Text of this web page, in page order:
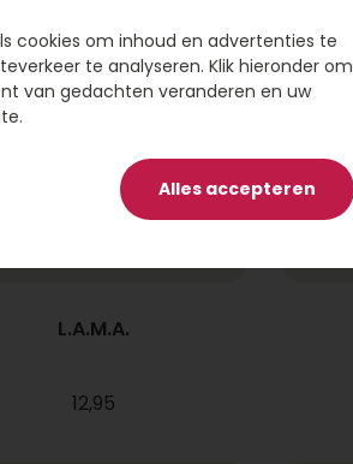
L.A.M.A.
12,95
cookies om inhoud en advertenties te
te analyseren. Klik hieronder om
van gedachten veranderen en uw
Alles accepteren